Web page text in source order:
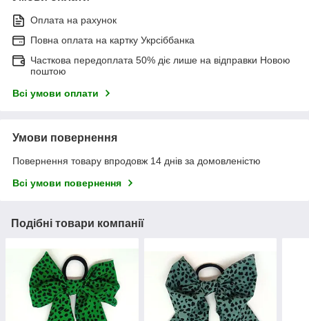
Оплата на рахунок
Повна оплата на картку Укрсіббанка
Часткова передоплата 50% діє лише на відправки Новою
поштою
Всі умови оплати
Умови повернення
Повернення товару впродовж 14 днів за домовленістю
Всі умови повернення
Подібні товари компанії